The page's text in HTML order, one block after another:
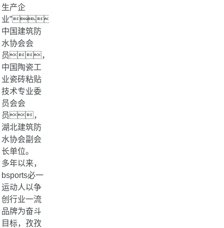
生产企
业”，
中国建筑防
水协会会
员，
中国陶瓷工
业瓷砖粘贴
技术专业委
员会会
员，
湖北建筑防
水协会副会
长单位。
多年以来，
bsports必一
运动人以争
创行业一流
品牌为奋斗
目标，孜孜